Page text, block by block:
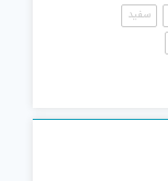
سفید